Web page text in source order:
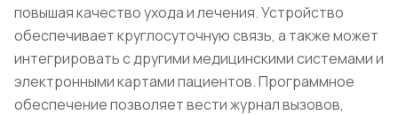
повышая качество ухода и лечения. Устройство
обеспечивает круглосуточную связь, а также может
интегрировать с другими медицинскими системами и
электронными картами пациентов. Программное
обеспечение позволяет вести журнал вызовов,